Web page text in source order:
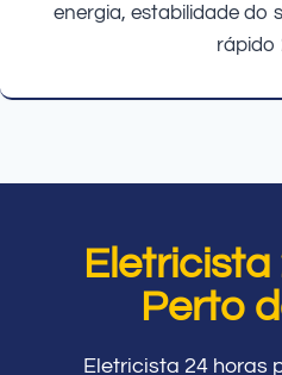
energia, estabilidade do
rápido
Eletricista
Perto
Eletricista 24 horas